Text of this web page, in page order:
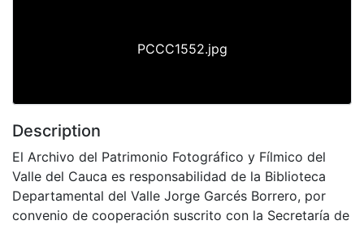
PCCC1552.jpg
Description
El Archivo del Patrimonio Fotográfico y Fílmico del
Valle del Cauca es responsabilidad de la Biblioteca
Departamental del Valle Jorge Garcés Borrero, por
convenio de cooperación suscrito con la Secretaría de